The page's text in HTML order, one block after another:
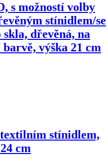
s možností volby
stínidlem/se
dřevěná, na
výška 21 cm
stínidlem,
cm